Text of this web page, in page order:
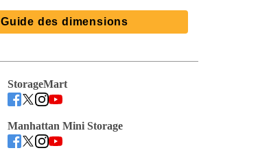
Guide des dimensions
StorageMart
Manhattan Mini Storage